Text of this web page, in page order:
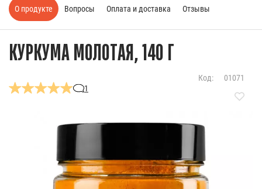
КУРКУМА МОЛОТАЯ, 140 Г
1
Код: 01071
О продукте Вопросы Оплата и доставка Отзывы